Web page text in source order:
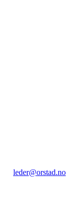
leder@orstad.no